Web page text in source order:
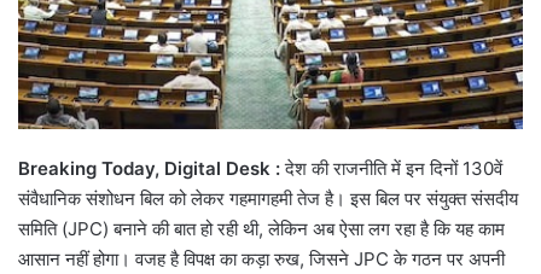
Breaking Today, Digital Desk :देश की राजनीति में इन दिनों 130वें
संवैधानिक संशोधन बिल को लेकर गहमागहमी तेज है। इस बिल पर संयुक्त संसदीय
समिति (JPC) बनाने की बात हो रही थी, लेकिन अब ऐसा लग रहा है कि यह काम
आसान नहीं होगा। वजह है विपक्ष का कड़ा रुख, जिसने JPC के गठन पर अपनी